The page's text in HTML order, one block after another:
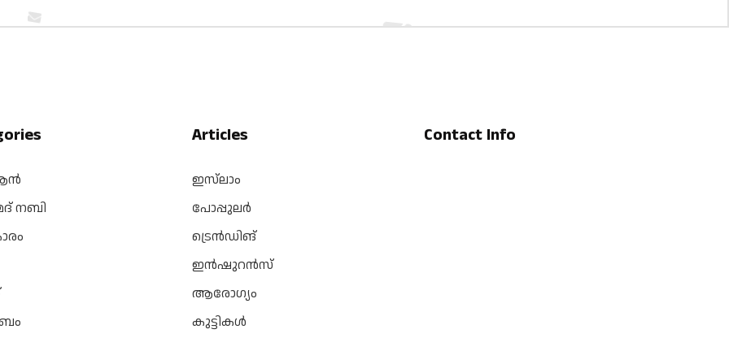
നബി
Articles
ഇസ്‌ലാം
പോപ്പുലർ
ട്രെൻഡിങ്
ഇൻഷുറൻസ്
ആരോഗ്യം
കുട്ടികൾ
Contact Info